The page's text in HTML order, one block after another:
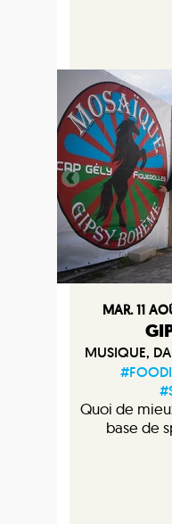
MAR. 11
MUSIQUE,
Quoi de
base de